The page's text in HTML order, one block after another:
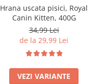
Hrana uscata pisici, Royal
Canin Kitten, 400G
34,99 Lei
de la 29,99 Lei
VEZI VARIANTE